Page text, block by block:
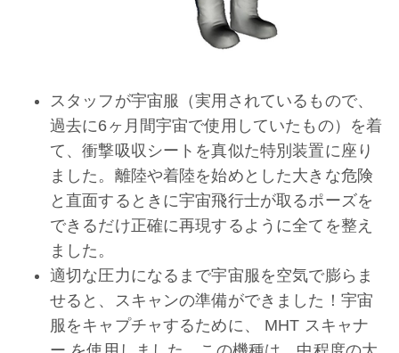
スタッフが宇宙服（実用されているもので、
過去に6ヶ月間宇宙で使用していたもの）を着
て、衝撃吸収シートを真似た特別装置に座り
ました。離陸や着陸を始めとした大きな危険
と直面するときに宇宙飛行士が取るポーズを
できるだけ正確に再現するように全てを整え
ました。
適切な圧力になるまで宇宙服を空気で膨らま
せると、スキャンの準備ができました！宇宙
服をキャプチャするために、 MHT スキャナ